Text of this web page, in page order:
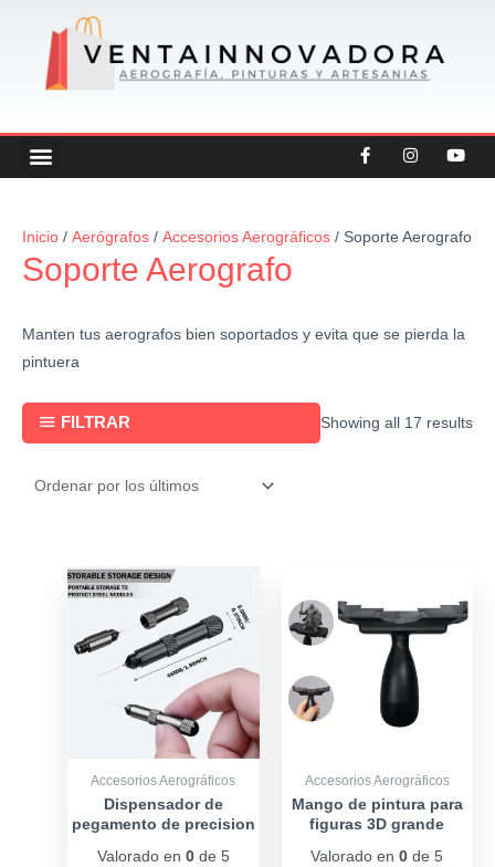
contenido
Menu
F
a
c
o
I
n
s
g
r
Y
o
u
b
e
Inicio / Aerógrafos / Accesorios Aerográficos / Soporte Aerografo
Soporte Aerografo
Manten tus aerografos bien soportados y evita que se pierda la
pintuera
FILTRAR Showing all 17 results
Accesorios Aerográficos
Dispensador de
pegamento de precision
Valorado en 0de 5
Accesorios Aerográficos
Mango de pintura para
figuras 3D grande
Valorado en0 de 5